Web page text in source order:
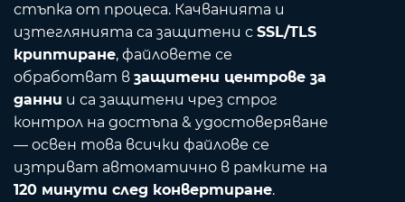
стъпка от процеса. Качванията и
изтеглянията са защитени с SSL/TLS
криптиране, файловете се
обработват в защитени центрове за
данни и са защитени чрез строг
контрол на достъпа & удостоверяване
— освен това всички файлове се
изтриват автоматично в рамките на
120 минути след конвертиране.